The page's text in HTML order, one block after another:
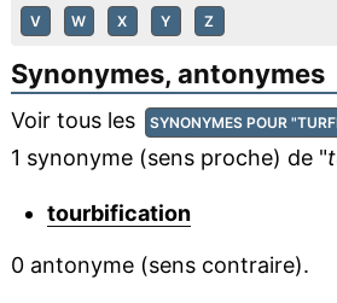
V W X Y Z
Synonymes, antonymes
Voir tous les SYNONYMES POUR
1 synonyme (sens proche) de "
tourbification
0 antonyme (sens contraire).